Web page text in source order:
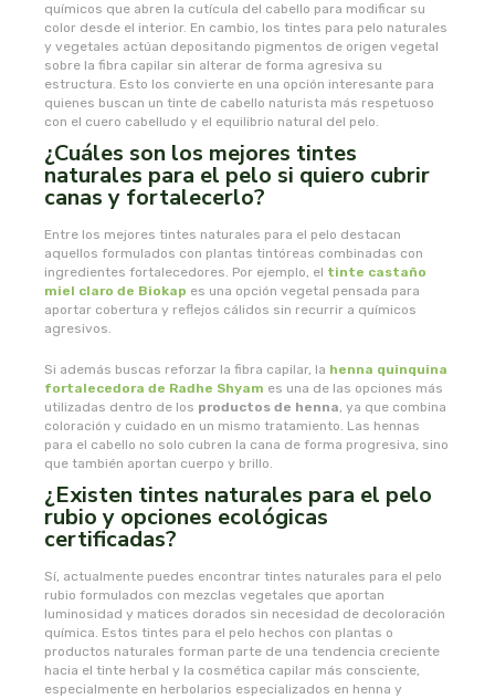
químicos que abren la cutícula del cabello para modificar su
color desde el interior. En cambio, los tintes para pelo naturales
y vegetales actúan depositando pigmentos de origen vegetal
sobre la fibra capilar sin alterar de forma agresiva su
estructura. Esto los convierte en una opción interesante para
quienes buscan un tinte de cabello naturista más respetuoso
con el cuero cabelludo y el equilibrio natural del pelo.
¿Cuáles son los mejores tintes
naturales para el pelo si quiero cubrir
canas y fortalecerlo?
Entre los mejores tintes naturales para el pelo destacan
aquellos formulados con plantas tintóreas combinadas con
ingredientes fortalecedores. Por ejemplo, el tinte castaño
miel claro de Biokap es una opción vegetal pensada para
aportar cobertura y reflejos cálidos sin recurrir a químicos
agresivos.
Si además buscas reforzar la fibra capilar, la henna quinquina
fortalecedora de Radhe Shyam es una de las opciones más
utilizadas dentro de los productos de henna, ya que combina
coloración y cuidado en un mismo tratamiento. Las hennas
para el cabello no solo cubren la cana de forma progresiva, sino
que también aportan cuerpo y brillo.
¿Existen tintes naturales para el pelo
rubio y opciones ecológicas
certificadas?
Sí, actualmente puedes encontrar tintes naturales para el pelo
rubio formulados con mezclas vegetales que aportan
luminosidad y matices dorados sin necesidad de decoloración
química. Estos tintes para el pelo hechos con plantas o
productos naturales forman parte de una tendencia creciente
hacia el tinte herbal y la cosmética capilar más consciente,
especialmente en herbolarios especializados en henna y
pesasur
pharmadiet
phyto-actif
phytoadvance
phytovit s.l.
pingo
plantapol
plantis
pompeia life
praxis
primeal
protein